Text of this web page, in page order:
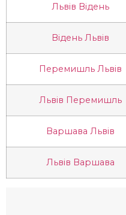
Львів Відень
Відень Львів
Перемишль Львів
Львів Перемишль
Варшава Львів
Львів Варшава